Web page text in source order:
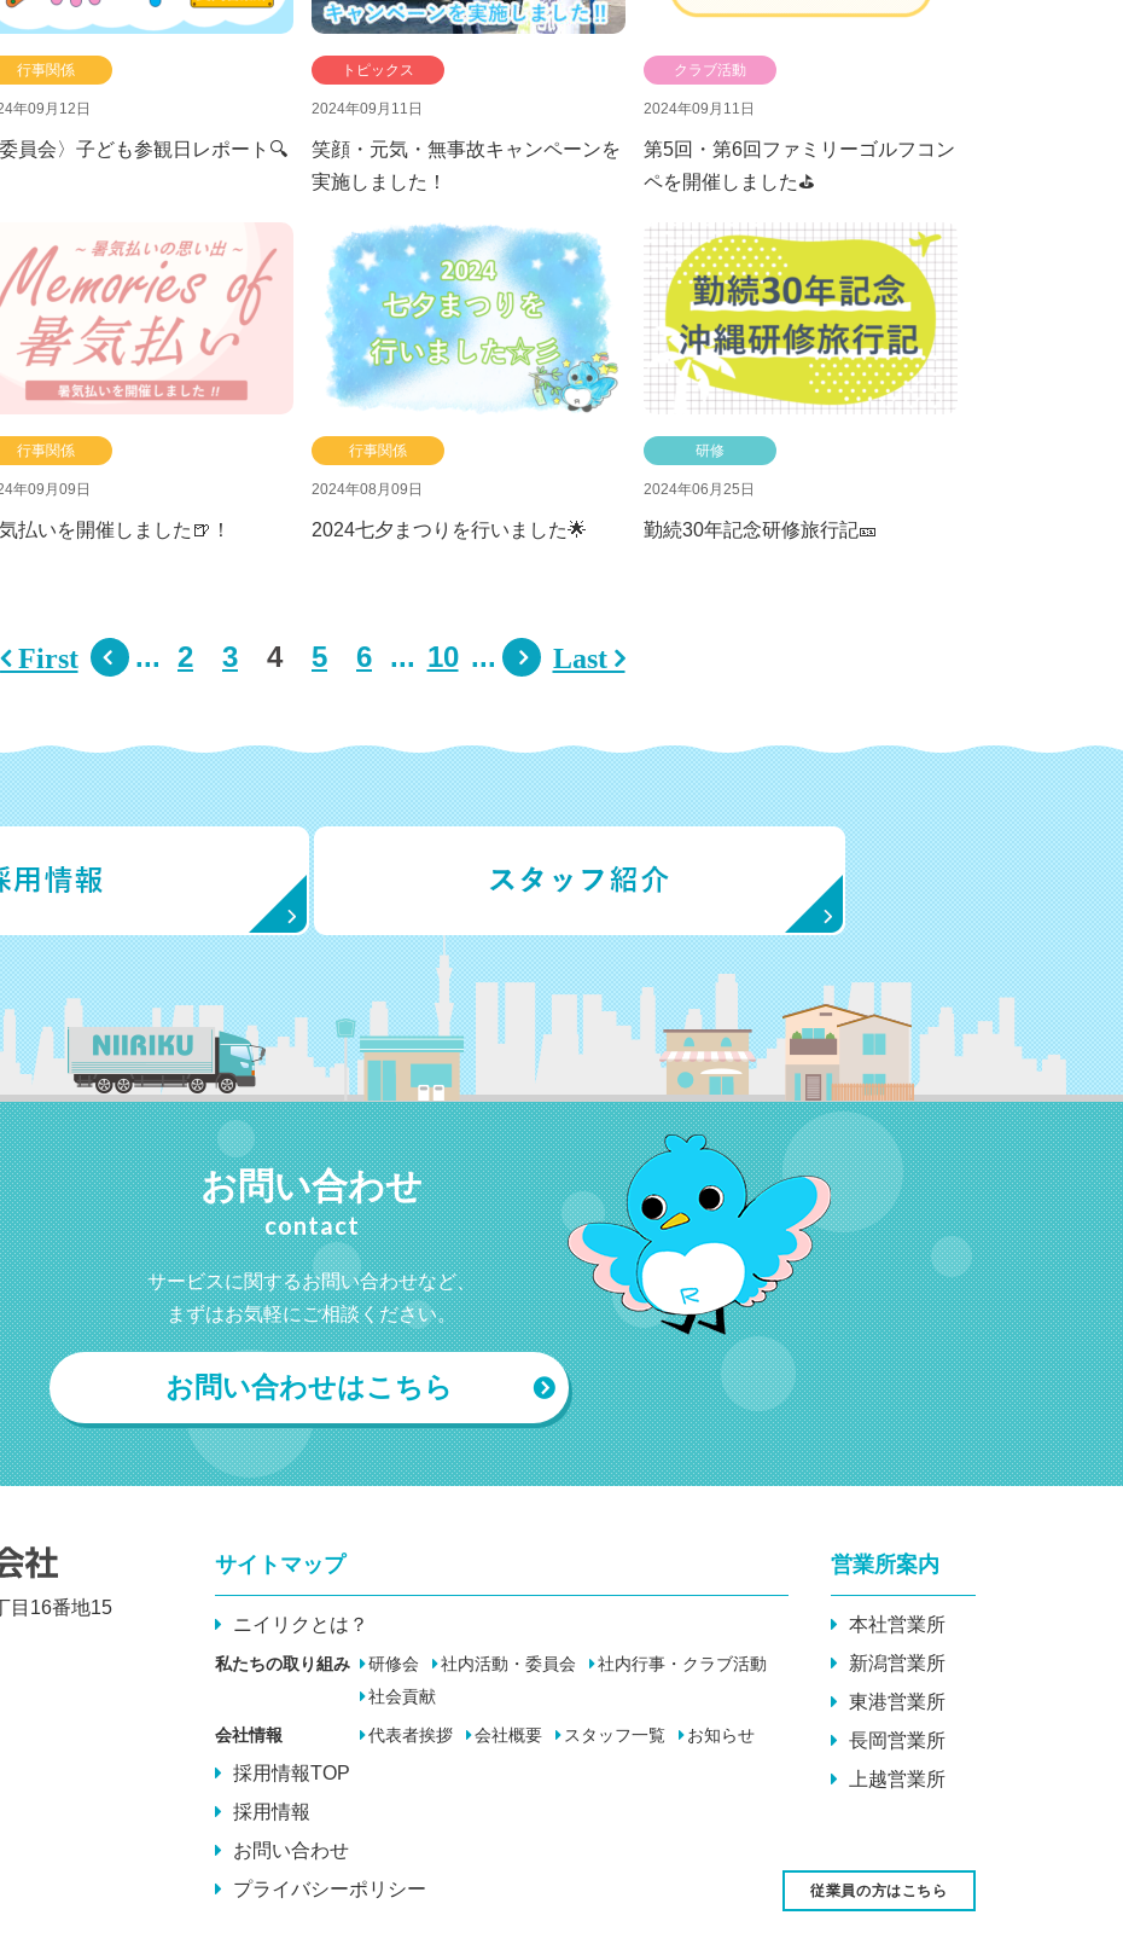
行事関係
年09月12日
委員会〉子ども参観日レポート🔍
トピックス
2024年09月11日
笑顔・元気・無事故キャンペーンを
実施しました！
クラブ活動
2024年09月11日
第5回・第6回ファミリーゴルフコン
ペを開催しました⛳
行事関係
年09月09日
払いを開催しました🍺！
行事関係
2024年08月09日
2024七夕まつりを行いました🌟
研修
2024年06月25日
勤続30年記念研修旅行記🎫
 First  ... 2 3 4 5 6 ... 10 ...  Last 
お問い合わせ
contact
サービスに関するお問い合わせなど、
まずはお気軽にご相談ください。
お問い合わせはこちら
目16番地15
サイトマップ
ニイリクとは？
私たちの取り組み 研修会 社内活動・委員会
社内行事・クラブ活動
社会貢献
会社情報
代表者挨拶 会社概要 スタッフ一覧 お知らせ
採用情報TOP
採用情報
お問い合わせ
プライバシーポリシー
営業所案内
本社営業所
新潟営業所
東港営業所
長岡営業所
上越営業所
従業員の方はこちら